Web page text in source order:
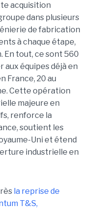
acquisition
dans plusieurs
de fabrication
à chaque étape,
En tout, ce sont 560
équipes déjà en
France, 20 au
Cette opération
majeure en
renforce la
soutient les
Uni et étend
industrielle en
la reprise de
T&S,